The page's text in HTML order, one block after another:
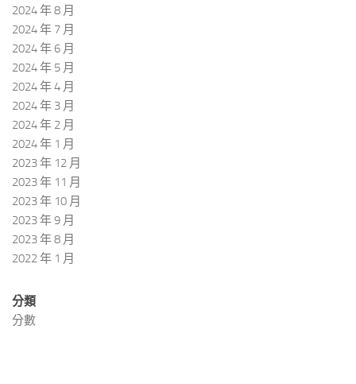
2024 年 8 月
2024 年 7 月
2024 年 6 月
2024 年 5 月
2024 年 4 月
2024 年 3 月
2024 年 2 月
2024 年 1 月
2023 年 12 月
2023 年 11 月
2023 年 10 月
2023 年 9 月
2023 年 8 月
2022 年 1 月
分類
分數